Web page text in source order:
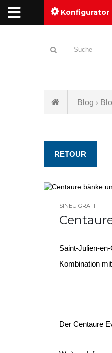
Konfigurator
Blog
RETOUR
SINEU GRAFF
Saint-Julien-
Kombination
Der Centaure